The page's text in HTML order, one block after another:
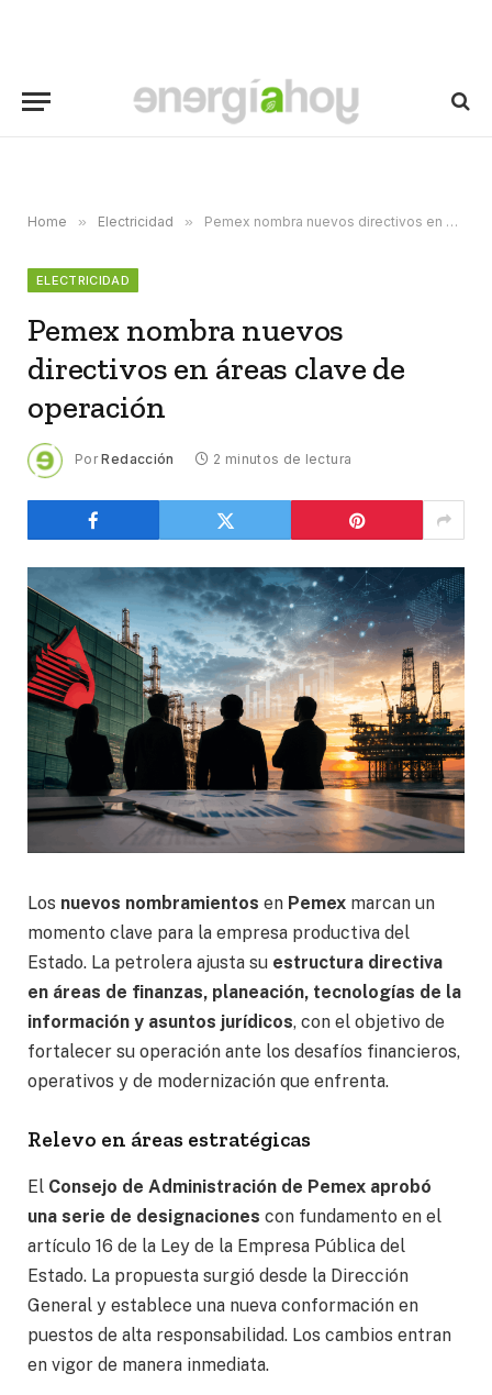
Home » Electricidad » Pemex nombra nuevos directivos en áreas clave de operación
ELECTRICIDAD
Pemex nombra nuevos
directivos en áreas clave de
operación
Por Redacción 2 minutos de lectura
Los nuevos nombramientos en Pemex marcan un
momento clave para la empresa productiva del
Estado. La petrolera ajusta su estructura directiva
en áreas de finanzas, planeación, tecnologías de la
información y asuntos jurídicos, con el objetivo de
fortalecer su operación ante los desafíos financieros,
operativos y de modernización que enfrenta.
Relevo en áreas estratégicas
El Consejo de Administración de Pemex aprobó
una serie de designaciones con fundamento en el
artículo 16 de la Ley de la Empresa Pública del
Estado. La propuesta surgió desde la Dirección
General y establece una nueva conformación en
puestos de alta responsabilidad. Los cambios entran
en vigor de manera inmediata.